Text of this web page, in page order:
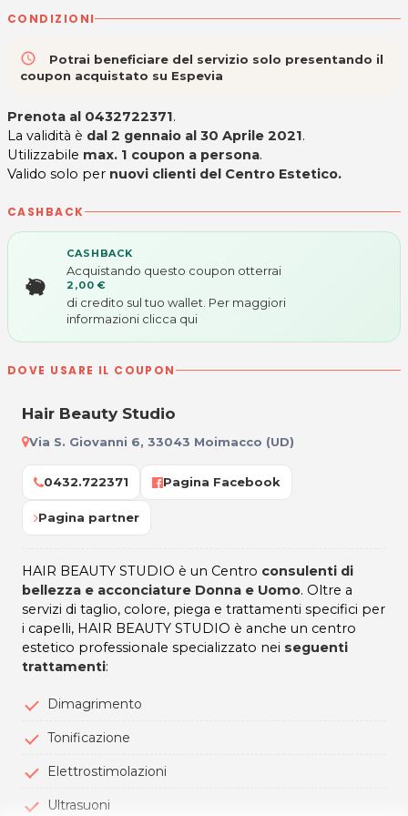
CONDIZIONI
access_time
Potrai beneficiare del servizio solo presentando il
coupon acquistato su Espevia
Prenota al 0432722371.
La validità è dal 2 gennaio al 30 Aprile 2021.
Utilizzabile max. 1 coupon a persona.
Valido solo per nuovi clienti del Centro Estetico.
CASHBACK
CASHBACK
Acquistando questo coupon otterrai
2,00 €
di credito sul tuo wallet. Per maggiori
informazioni clicca qui
DOVE USARE IL COUPON
Hair Beauty Studio
Via S. Giovanni 6, 33043 Moimacco (UD)
0432.722371 Pagina Facebook
Pagina partner
HAIR BEAUTY STUDIO è un Centro consulenti di
bellezza e acconciature Donna e Uomo. Oltre a
servizi di taglio, colore, piega e trattamenti specifici per
i capelli, HAIR BEAUTY STUDIO è anche un centro
estetico professionale specializzato nei seguenti
trattamenti:
Dimagrimento
Tonificazione
Elettrostimolazioni
Ultrasuoni